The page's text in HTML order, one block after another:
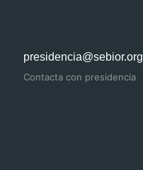
presidencia@sebior.org
Contacta con presidencia